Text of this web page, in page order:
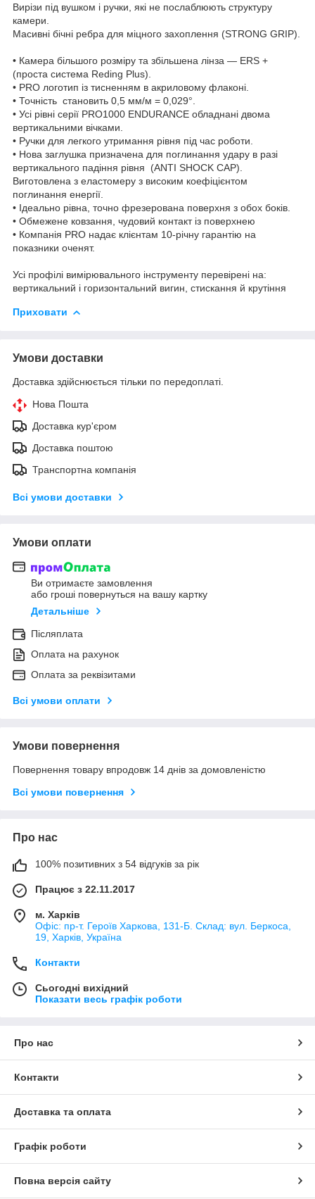
Вирізи під вушком і ручки, які не послаблюють структуру
камери.
Масивні бічні ребра для міцного захоплення (STRONG GRIP).
• Камера більшого розміру та збільшена лінза — ERS +
(проста система Reding Plus).
• PRO логотип із тисненням в акриловому флаконі.
• Точність становить 0,5 мм/м = 0,029°.
• Усі рівні серії PRO1000 ENDURANCE обладнані двома
вертикальними вічками.
• Ручки для легкого утримання рівня під час роботи.
• Нова заглушка призначена для поглинання удару в разі
вертикального падіння рівня (ANTI SHOCK CAP).
Виготовлена з еластомеру з високим коефіцієнтом
поглинання енергії.
• Ідеально рівна, точно фрезерована поверхня з обох боків.
• Обмежене ковзання, чудовий контакт із поверхнею
• Компанія PRO надає клієнтам 10-річну гарантію на
показники оченят.
Усі профілі вимірювального інструменту перевірені на:
вертикальний і горизонтальний вигин, стискання й крутіння
Приховати
Умови доставки
Доставка здійснюється тільки по передоплаті.
Нова Пошта
Доставка кур'єром
Доставка поштою
Транспортна компанія
Всі умови доставки
Умови оплати
Ви отримаєте замовлення
або гроші повернуться на вашу картку
Детальніше
Післяплата
Оплата на рахунок
Оплата за реквізитами
Всі умови оплати
Умови повернення
Повернення товару впродовж 14 днів за домовленістю
Всі умови повернення
Про нас
100% позитивних з 54 відгуків за рік
Працює з 22.11.2017
м. Харків
Офіс: пр-т. Героїв Харкова, 131-Б. Склад: вул. Беркоса,
19, Харків, Україна
Контакти
Сьогодні вихідний
Показати весь графік роботи
Про нас
Контакти
Доставка та оплата
Графік роботи
Повна версія сайту